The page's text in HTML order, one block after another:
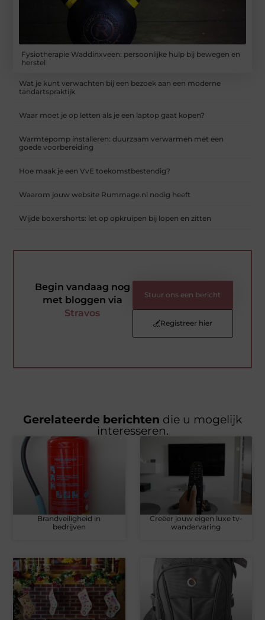
Fysiotherapie Waddinxveen: persoonlijke hulp bij bewegen en
herstel
Wat je kunt verwachten bij een bezoek aan een moderne
tandartspraktijk
Waar moet je op letten als je een laptop gaat kopen?
Warmtepomp installeren: duurzaam verwarmen met een
goede voorbereiding
Hoe maak je een VvE toekomstbestendig?
Waarom jouw website Rummage.nl nodig heeft
Wijde boxershorts: let op opkruipen bij lopen en zitten
Begin vandaag nog
met bloggen via
Stravos
Stuur ons een bericht
Registreer hier
Gerelateerde berichten die u mogelijk
interesseren.
Brandveiligheid in
bedrijven
Creëer jouw eigen luxe tv-
wandervaring